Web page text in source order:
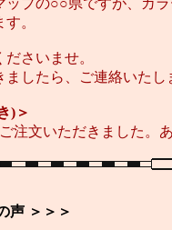
ップの○○県ですが、カ
。
さいませ。
ましたら、ご連絡いたし
)＞
注文いただきました。
声 ＞＞＞